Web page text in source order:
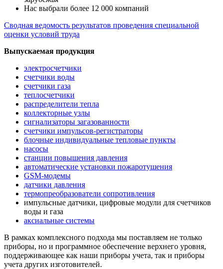
Нас выбрали более 12 000 компаний
Сводная ведомость результатов проведения специальной
оценки условий труда
Выпускаемая продукция
электросчетчики
счетчики воды
счетчики газа
теплосчетчики
распределители тепла
коллекторные узлы
сигнализаторы загазованности
счетчики импульсов-регистраторы
блочные индивидуальные тепловые пункты
насосы
станции повышения давления
автоматические установки пожаротушения
GSM-модемы
датчики давления
термопреобразователи сопротивления
импульсные датчики, цифровые модули для счетчиков
воды и газа
аксиальные системы
В рамках комплексного подхода мы поставляем не только
приборы, но и программное обеспечение верхнего уровня,
поддерживающее как наши приборы учета, так и приборы
учета других изготовителей.